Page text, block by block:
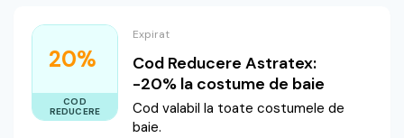
20%
COD
REDUCERE
Expirat
Cod Reducere Astratex:
-20% la costume de baie
Cod valabil la toate costumele de
baie.